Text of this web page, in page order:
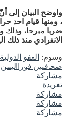
واوضح البيان إلى
، ومنها قيام احد
ضربا مبرحا، وذلك
الانفرادي منذ ذلك
وسوم: العفو الدولية
صحافيين فورا
اليمن
مشاركة
تغريدة
مشاركة
مشاركة
مشاركة